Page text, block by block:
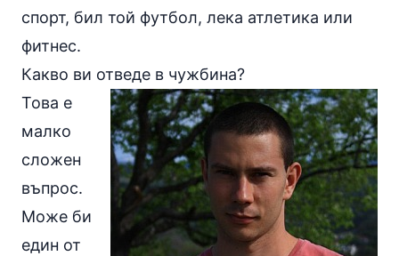
спорт, бил той футбол, лека атлетика или
фитнес.
Какво ви отведе в чужбина?
Това е
малко
сложен
въпрос.
Може би
един от